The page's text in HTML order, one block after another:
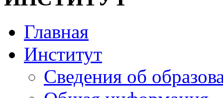
Главная
Институт
Сведения об